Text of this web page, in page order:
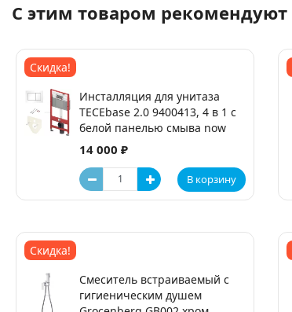
С этим товаром рекомендуют
Скидка!
Инсталляция для унитаза
TECEbase 2.0 9400413, 4 в 1 с
белой панелью смыва now
14 000 ₽
В корзину
Скидка!
Смеситель встраиваемый с
гигиеническим душем